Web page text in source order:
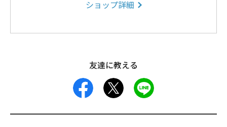
ショップ詳細
友達に教える
facebook